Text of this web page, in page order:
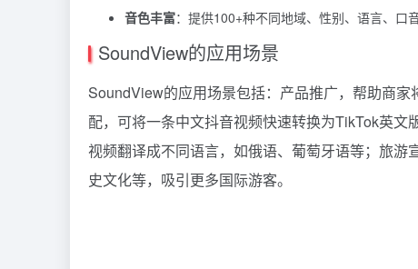
音色丰富：提供100+种不同地域、性别、语言、口
SoundView的应用场景
SoundView的应用场景包括：产品推广，帮助商
配，可将一条中文抖音视频快速转换为TikTok英
视频翻译成不同语言，如俄语、葡萄牙语等；旅
史文化等，吸引更多国际游客。